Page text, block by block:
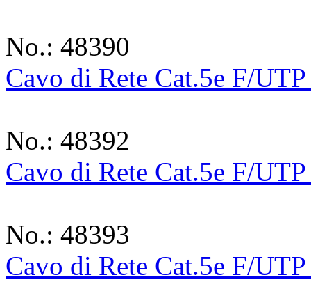
No.: 48390
Cavo di Rete Cat.5e F/
No.: 48392
Cavo di Rete Cat.5e F/
No.: 48393
Cavo di Rete Cat.5e F/